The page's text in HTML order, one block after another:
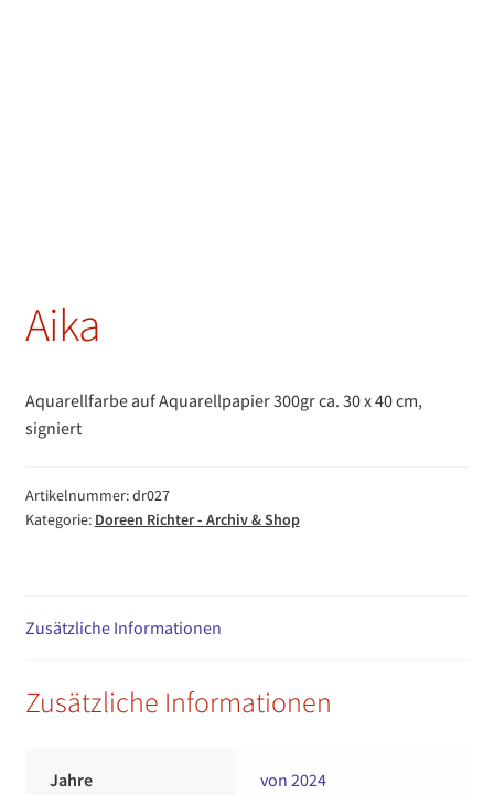
Aika
Aquarellfarbe auf Aquarellpapier 300gr ca. 30 x 40 cm,
signiert
Artikelnummer:dr027
Kategorie: Doreen Richter - Archiv & Shop
Zusätzliche Informationen
Zusätzliche Informationen
Jahre von 2024